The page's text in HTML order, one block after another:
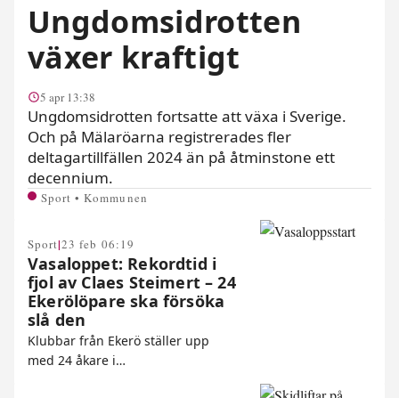
Ungdomsidrotten
växer kraftigt
5 apr 13:38
Ungdomsidrotten fortsatte att växa i Sverige.
Och på Mälaröarna registrerades fler
deltagartillfällen 2024 än på åtminstone ett
decennium.
Sport • Kommunen
Sport|23 feb 06:19
Vasaloppet: Rekordtid i
fjol av Claes Steimert – 24
Ekerölöpare ska försöka
slå den
Klubbar från Ekerö ställer upp
med 24 åkare i…